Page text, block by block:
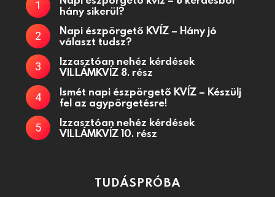
hány sikerül?
Napi észpörgető KVÍZ – Hány jó
választ tudsz?
Izzasztóan nehéz kérdések
VILLÁMKVÍZ 8. rész
Ismét napi észpörgető KVÍZ – Készülj
fel az agypörgetésre!
Izzasztóan nehéz kérdések
VILLÁMKVÍZ 10. rész
TUDÁSPRÓBA